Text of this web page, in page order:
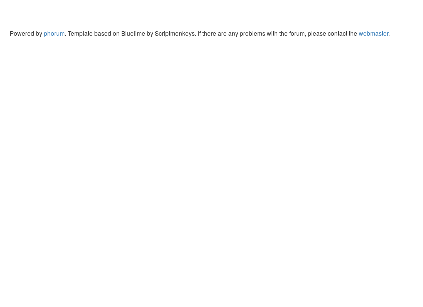
Powered byphorum. Template based on Bluelime by Scriptmonkeys. If there are any problems with the forum, please contact the webmaster.